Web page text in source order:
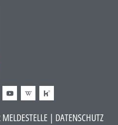
| DATENSCHUTZ